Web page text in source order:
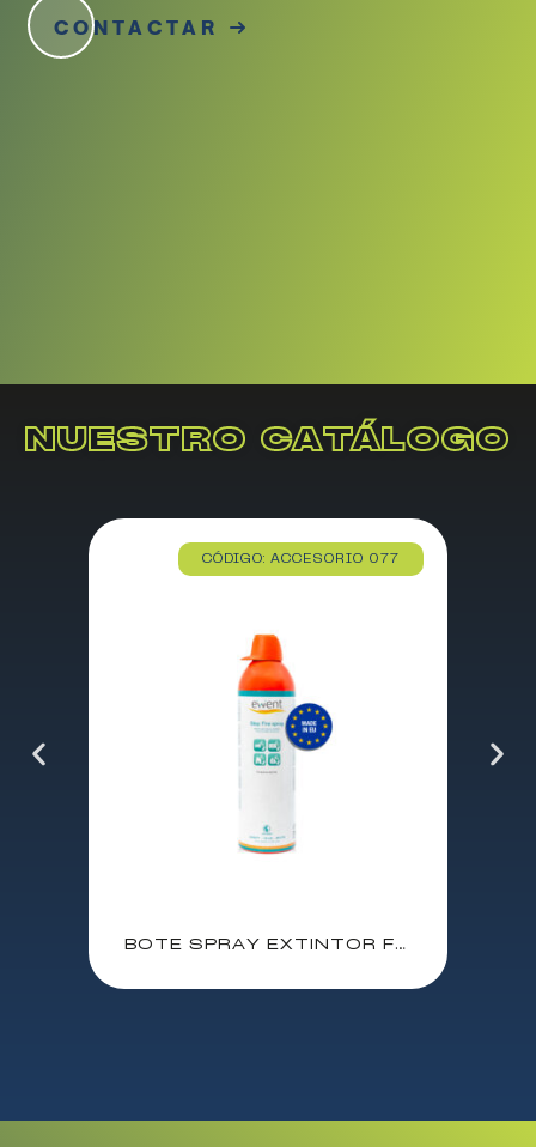
CONTACTAR
NUESTRO CATÁLOGO
CÓDIGO: ACCESORIO 077
BOTE SPRAY EXTINTOR FUEGO EWENT / CERTIFICADOS A – B- C- E / 100% AMIGABLE CON EL OZONO / EW5621